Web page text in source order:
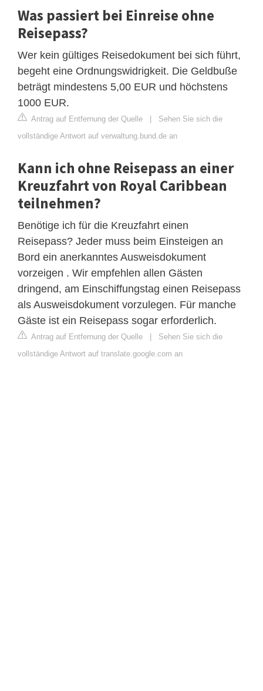
Was passiert bei Einreise ohne
Reisepass?
Wer kein gültiges Reisedokument bei sich führt,
begeht eine Ordnungswidrigkeit. Die Geldbuße
beträgt mindestens 5,00 EUR und höchstens
1000 EUR.
Antrag auf Entfernung der Quelle | Sehen Sie sich die
vollständige Antwort auf verwaltung.bund.de an
Kann ich ohne Reisepass an einer
Kreuzfahrt von Royal Caribbean
teilnehmen?
Benötige ich für die Kreuzfahrt einen
Reisepass? Jeder muss beim Einsteigen an
Bord ein anerkanntes Ausweisdokument
vorzeigen . Wir empfehlen allen Gästen
dringend, am Einschiffungstag einen Reisepass
als Ausweisdokument vorzulegen. Für manche
Gäste ist ein Reisepass sogar erforderlich.
Antrag auf Entfernung der Quelle | Sehen Sie sich die
vollständige Antwort auf translate.google.com an